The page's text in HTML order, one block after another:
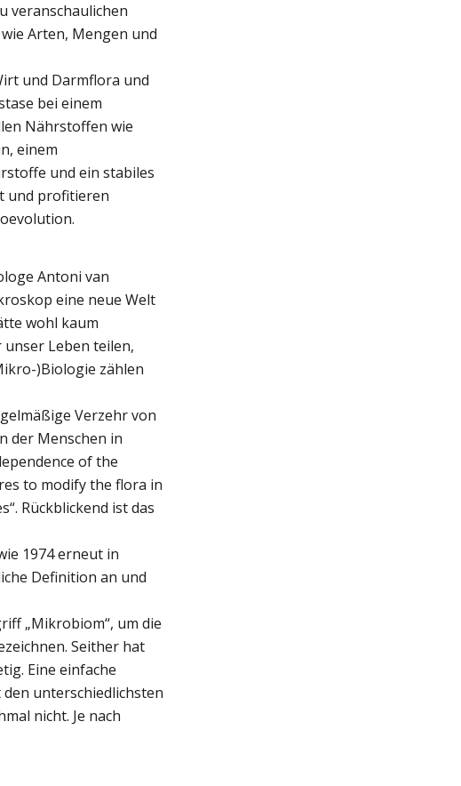
veranschaulichen
Arten, Mengen und
und Darmflora und
bei einem
Nährstoffen wie
einem
und ein stabiles
und profitieren
Antoni van
eine neue Welt
wohl kaum
Leben teilen,
)Biologie zählen
Verzehr von
der Menschen in
of the
to modify the flora in
Rückblickend ist das
1974 erneut in
Definition an und
„Mikrobiom“, um die
Seither hat
Eine einfache
unterschiedlichsten
nicht. Je nach